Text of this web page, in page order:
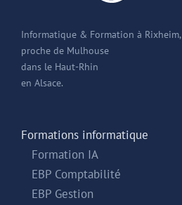
Informatique & Formation à Rixheim,
proche de Mulhouse
dans le Haut-Rhin
en Alsace.
Formations informatique
Formation IA
EBP Comptabilité
EBP Gestion